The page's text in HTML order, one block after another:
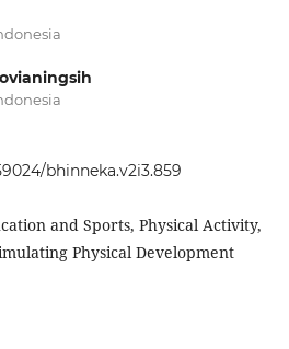
bhinneka.v2i3.859
and Sports, Physical Activity,
Physical Development